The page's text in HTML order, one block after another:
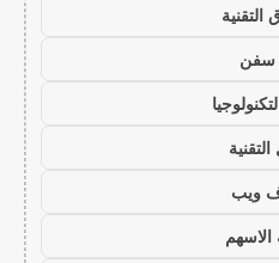
التقنية
سفن
ويب